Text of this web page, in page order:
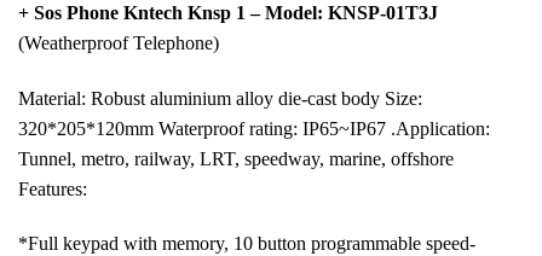
+ Sos Phone Kntech Knsp 1 – Model: KNSP-01T3J
(Weatherproof Telephone)
Material: Robust aluminium alloy die-cast body Size:
320*205*120mm Waterproof rating: IP65~IP67 .Application:
Tunnel, metro, railway, LRT, speedway, marine, offshore
Features:
*Full keypad with memory, 10 button programmable speed-